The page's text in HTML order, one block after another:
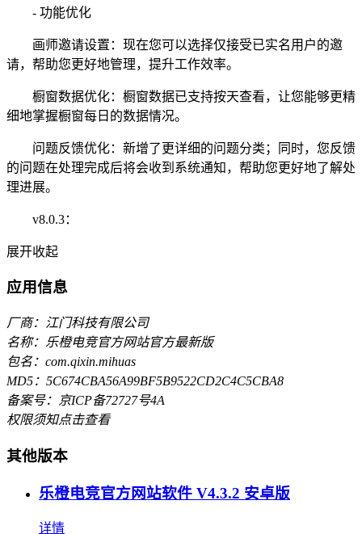
- 功能优化
画师邀请设置：现在您可以选择仅接受已实名用户的邀
请，帮助您更好地管理，提升工作效率。
橱窗数据优化：橱窗数据已支持按天查看，让您能够更精
细地掌握橱窗每日的数据情况。
问题反馈优化：新增了更详细的问题分类；同时，您反馈
的问题在处理完成后将会收到系统通知，帮助您更好地了解处
理进展。
v8.0.3：
展开收起
应用信息
厂商：江门科技有限公司
名称：乐橙电竞官方网站官方最新版
包名：com.qixin.mihuas
MD5：5C674CBA56A99BF5B9522CD2C4C5CBA8
备案号：京ICP备72727号4A
权限须知点击查看
其他版本
乐橙电竞官方网站软件 V4.3.2 安卓版
详情